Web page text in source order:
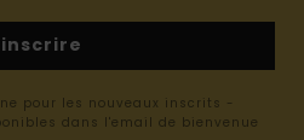
pour les nouveaux inscrits -
dans l'email de bienvenue